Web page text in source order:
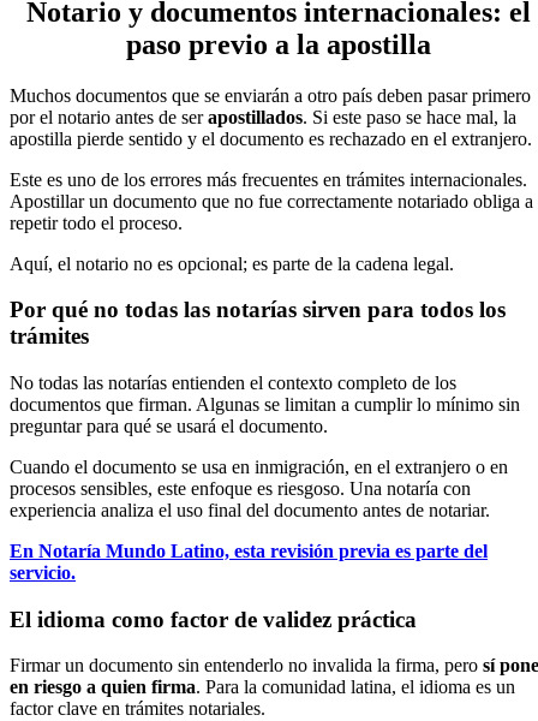
Notario y documentos internacionales: el
paso previo a la apostilla
Muchos documentos que se enviarán a otro país deben pasar primero
por el notario antes de serapostillados. Si este paso se hace mal, la
apostilla pierde sentido y el documento es rechazado en el extranjero.
Este es uno de los errores más frecuentes en trámites internacionales.
Apostillar un documento que no fue correctamente notariado obliga a
repetir todo el proceso.
Aquí, el notario no es opcional; es parte de la cadena legal.
Por qué no todas las notarías sirven para todos los
trámites
No todas las notarías entienden el contexto completo de los
documentos que firman. Algunas se limitan a cumplir lo mínimo sin
preguntar para qué se usará el documento.
Cuando el documento se usa en inmigración, en el extranjero o en
procesos sensibles, este enfoque es riesgoso. Una notaría con
experiencia analiza el uso final del documento antes de notariar.
En Notaría Mundo Latino, esta revisión previa es parte del
servicio.
El idioma como factor de validez práctica
Firmar un documento sin entenderlo no invalida la firma, pero sí pone
en riesgo a quien firma. Para la comunidad latina, el idioma es un
factor clave en trámites notariales.